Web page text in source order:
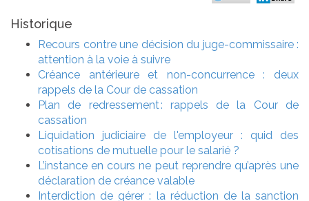
Historique
Recours contre une décision du juge-commissaire :
attention à la voie à suivre
Créance antérieure et non-concurrence : deux
rappels de la Cour de cassation
Plan de redressement : rappels de la Cour de
cassation
Liquidation judiciaire de l'employeur : quid des
cotisations de mutuelle pour le salarié ?
L’instance en cours ne peut reprendre qu’après une
déclaration de créance valable
Interdiction de gérer : la réduction de la sanction